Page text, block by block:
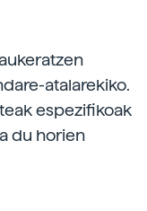
atalarekiko.
espezifikoak
du horien